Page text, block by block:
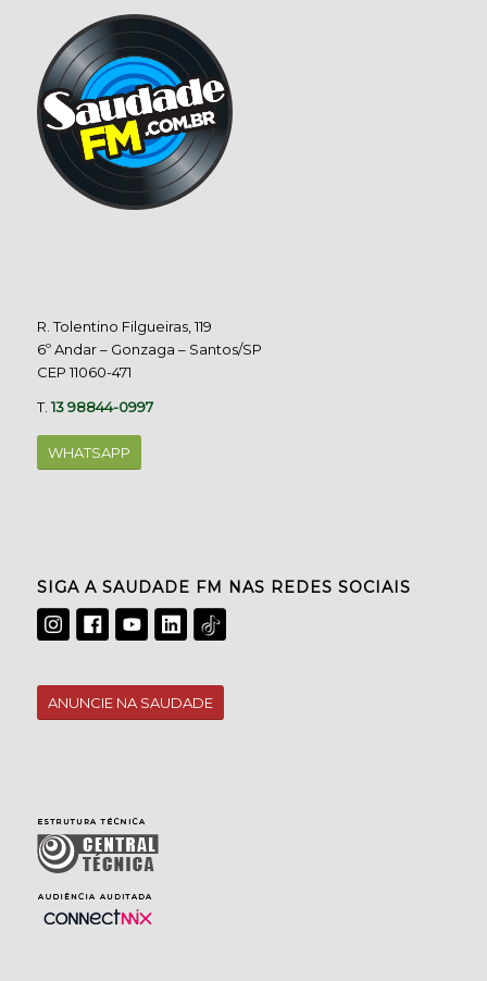
R. Tolentino Filgueiras, 119
6º Andar – Gonzaga – Santos/SP
CEP 11060-471
T.13 98844-0997
WHATSAPP
SIGA A SAUDADE FM NAS REDES SOCIAIS
ANUNCIE NA SAUDADE